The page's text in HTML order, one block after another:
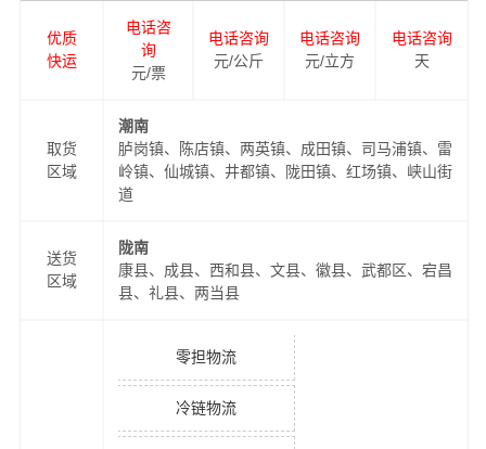
优质
快运
电话咨
询
元/票
电话咨询
元/公斤
电话咨询
元/立方
电话咨询
天
取货
区域
潮南
胪岗镇、陈店镇、两英镇、成田镇、司马浦镇、雷
岭镇、仙城镇、井都镇、陇田镇、红场镇、峡山街
道
送货
区域
陇南
康县、成县、西和县、文县、徽县、武都区、宕昌
县、礼县、两当县
零担物流
冷链物流